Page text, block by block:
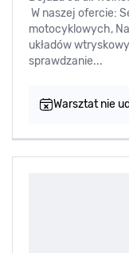
W naszej ofercie:
motocyklowych,
układów
sprawdzanie...
Warsztat nie